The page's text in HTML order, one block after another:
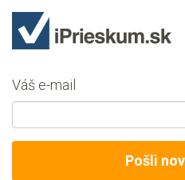
Váš e-mail